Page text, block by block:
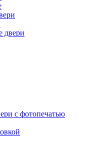
двери
с фотопечатью